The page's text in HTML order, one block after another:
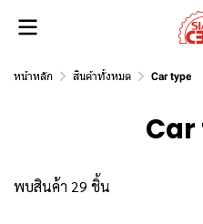
หน้าหลัก สินค้าทั้งหมด Car type
พบสินค้า 29 ชิ้น